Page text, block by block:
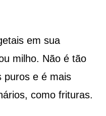
em sua
milho. Não é tão
puros e é mais
como frituras.